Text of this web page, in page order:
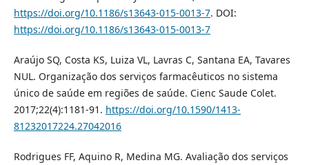
https://doi.org/10.1186/s13643-015-0013-7. DOI:
https://doi.org/10.1186/s13643-015-0013-7
Araújo SQ, Costa KS, Luiza VL, Lavras C, Santana EA, Tavares
NUL. Organização dos serviços farmacêuticos no sistema
único de saúde em regiões de saúde. Cienc Saude Colet.
2017;22(4):1181-91. https://doi.org/10.1590/1413-
81232017224.27042016
Rodrigues FF, Aquino R, Medina MG. Avaliação dos serviços